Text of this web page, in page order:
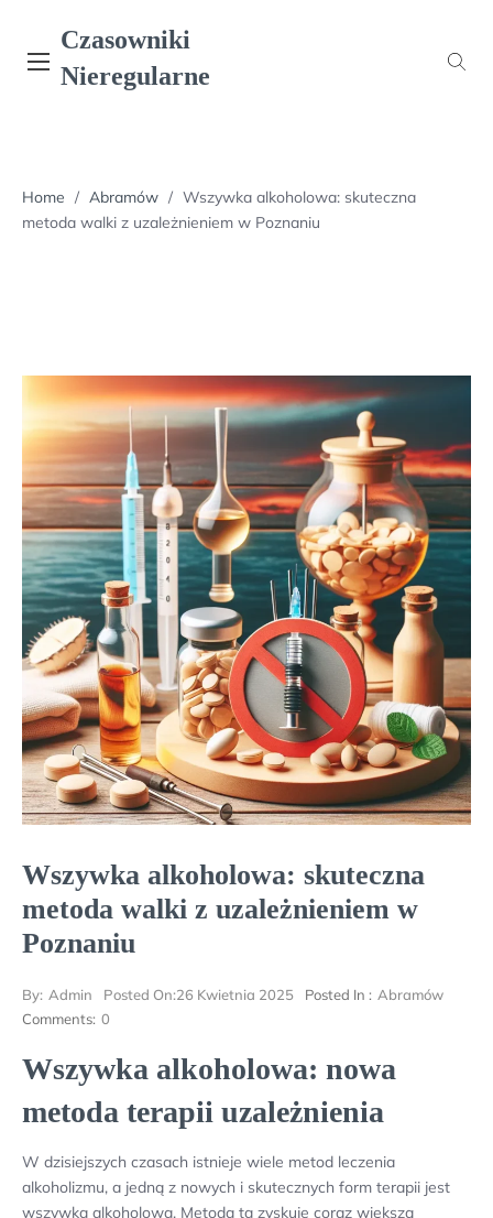
content
Czasowniki
Nieregularne
Home / Abramów / Wszywka alkoholowa: skuteczna
metoda walki z uzależnieniem w Poznaniu
Wszywka alkoholowa: skuteczna
metoda walki z uzależnieniem w
Poznaniu
By: Admin Posted On:26 Kwietnia 2025 Posted In : Abramów
Comments: 0
Wszywka alkoholowa: nowa
metoda terapii uzależnienia
W dzisiejszych czasach istnieje wiele metod leczenia
alkoholizmu, a jedną z nowych i skutecznych form terapii jest
wszywka alkoholowa. Metoda ta zyskuje coraz większą